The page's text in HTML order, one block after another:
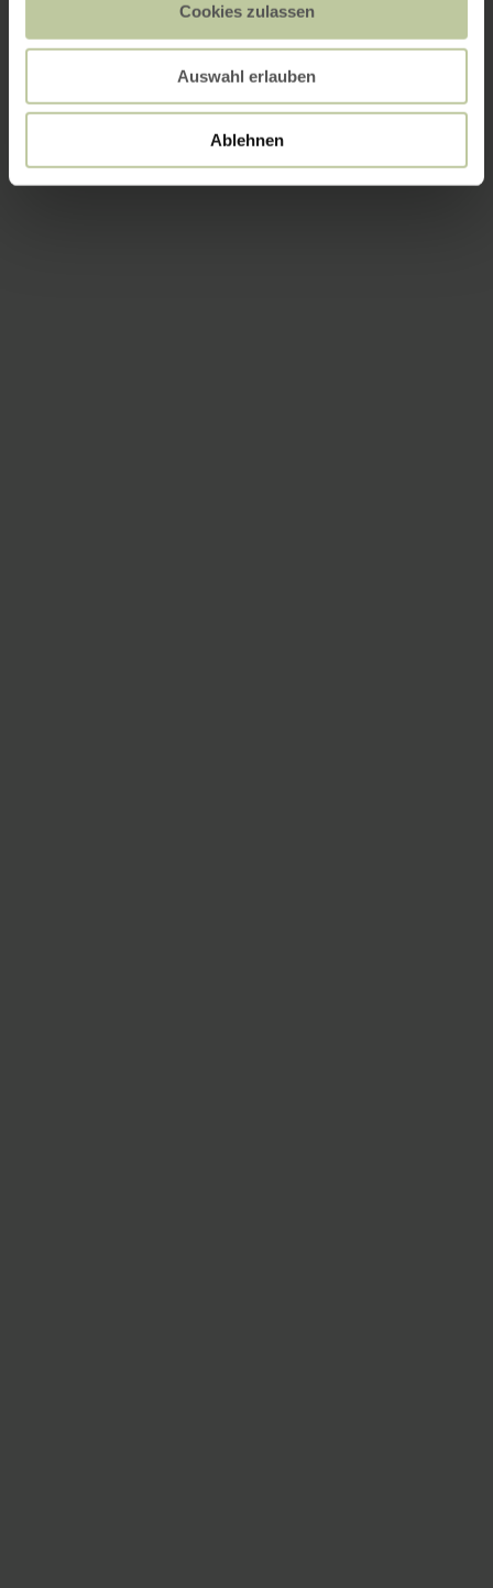
Cookies zulassen
Auswahl erlauben
Ablehnen